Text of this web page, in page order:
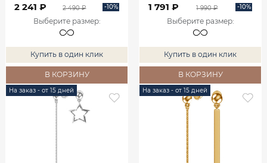
2 241 ₽ 2 490 ₽ -10%
Выберите размер:
Купить в один клик
В КОРЗИНУ
1 791 ₽ 1 990 ₽ -10%
Выберите размер:
Купить в один клик
В КОРЗИНУ
На заказ - от 15 дней На заказ - от 15 дней